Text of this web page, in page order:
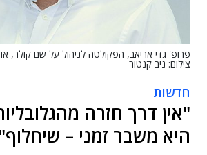
פרופ' גדי אריאב, הפקולטה לניהול על שם קולר,
צילום: ניב קנטור
חדשות
"אין דרך חזרה
היא משבר זמני –